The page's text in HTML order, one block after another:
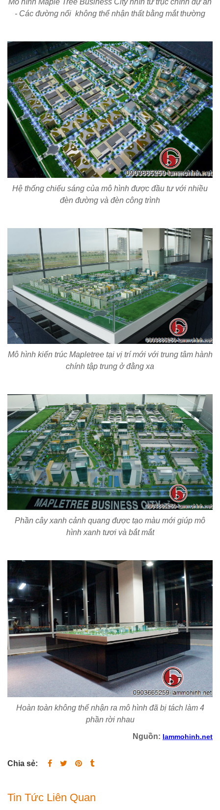
Mô hình Maple Tree Business City nhìn từ trục chính dự án
- Các đường nối không thể nhận thất bằng mắt thường
Hệ thống chiếu sáng của mô hình được đầu tư với nhiều
đèn đường và đèn công trình
Mô hình kiến trúc Mapletree tại vị trí mới với trung tâm hành
chính tập trung ở đằng xa
Phần cây xanh cảnh quang được tạo màu mới giúp mô
hình xanh tươi và bắt mắt
Hoàn toàn không thể nhận ra mô hình đã bị tách làm 4
phần rời nhau
Nguồn: lammohinh.net
Chia sẻ:
Tin Tức Liên Quan